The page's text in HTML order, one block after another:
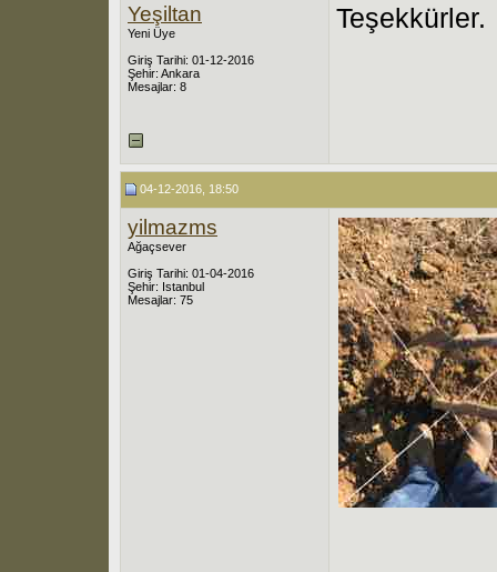
Yeşiltan
Yeni Üye
Giriş Tarihi: 01-12-2016
Şehir: Ankara
Mesajlar: 8
Teşekkürler.
04-12-2016, 18:50
yilmazms
Ağaçsever
Giriş Tarihi: 01-04-2016
Şehir: Istanbul
Mesajlar: 75